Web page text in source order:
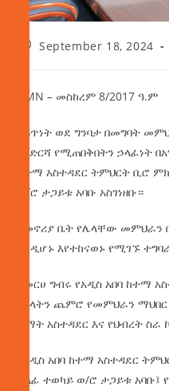
September 18, 2024
AMN – መስከረም 8/2017 ዓ.ም
በፍጥነት ወደ ግንባታ በመግባት
ባለድርሻ የሚጠበቅበትን ኃላፊነት
ከተማ አስተዳደር ትምህርት ቢሮ
ወ/ሮ ታጋይቱ አባቡ አስገነዘቡ።
የመኖሪያቤት የሌላቸው መምህራን
እንዲሆኑ እየተከናወኑ የሚገኙ
በመርሀ ግብሩ የአዲስ አበባ ከተማ
አባላትን ጨምሮ የመምህራን
ልማት አስተዳደር እና የህብረት
የአዲስ አበባ ከተማ አስተዳደር
ኃላፊ ተወካይ ወ/ሮ ታጋይቱ